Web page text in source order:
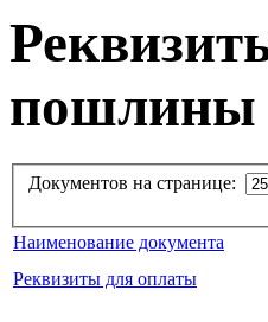
пошлины
Документов на странице:
Наименование документа
Реквизиты для оплаты